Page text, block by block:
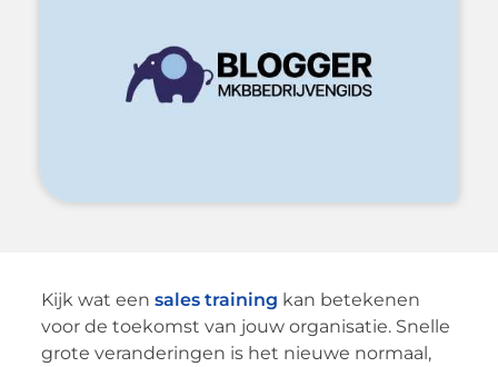
Kijk wat een sales training kan betekenen
voor de toekomst van jouw organisatie. Snelle
grote veranderingen is het nieuwe normaal,